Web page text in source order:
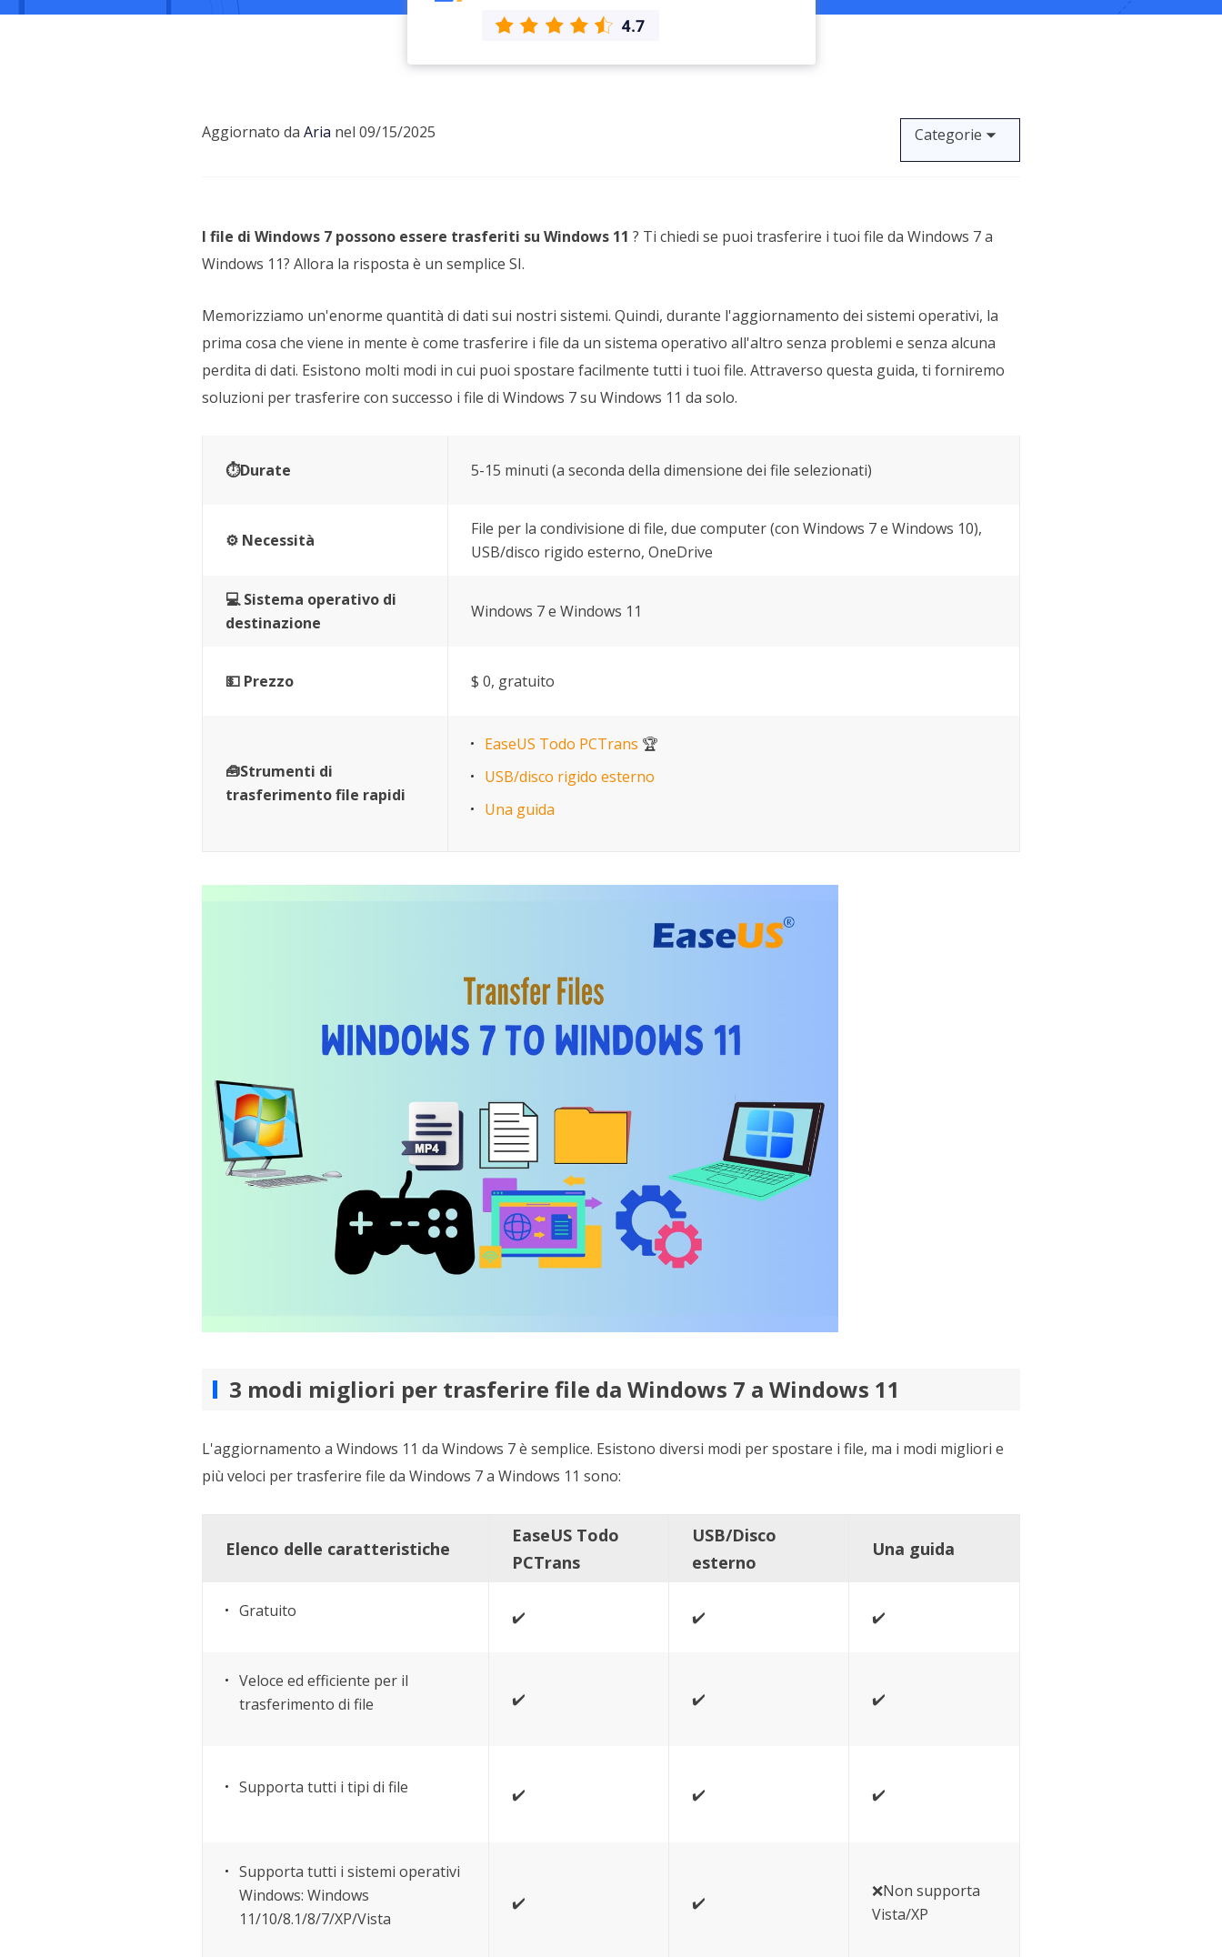
Più Prodotti di Recupero
MS SQL Recovery
Recupero per MS SQL database
Recupero Foto da Fotocamera
Video Downloader
Aggiornato da Aria nel 09/15/2025 Categorie
I file di Windows 7 possono essere trasferiti su Windows 11 ? Ti chiedi se puoi trasferire i tuoi file da Windows 7 a
Windows 11? Allora la risposta è un semplice SI.
Memorizziamo un'enorme quantità di dati sui nostri sistemi. Quindi, durante l'aggiornamento dei sistemi operativi, la
prima cosa che viene in mente è come trasferire i file da un sistema operativo all'altro senza problemi e senza alcuna
perdita di dati. Esistono molti modi in cui puoi spostare facilmente tutti i tuoi file. Attraverso questa guida, ti forniremo
soluzioni per trasferire con successo i file di Windows 7 su Windows 11 da solo.
⏱Durate 5-15 minuti (a seconda della dimensione dei file selezionati)
⚙ Necessità
File per la condivisione di file, due computer (con Windows 7 e Windows 10),
USB/disco rigido esterno, OneDrive
💻 Sistema operativo di
destinazione
Windows 7 e Windows 11
💵 Prezzo $ 0, gratuito
🧰Strumenti di
trasferimento file rapidi
EaseUS Todo PCTrans 🏆
USB/disco rigido esterno
Una guida
3 modi migliori per trasferire file da Windows 7 a Windows 11
L'aggiornamento a Windows 11 da Windows 7 è semplice. Esistono diversi modi per spostare i file, ma i modi migliori e
più veloci per trasferire file da Windows 7 a Windows 11 sono:
Elenco delle caratteristiche
EaseUS Todo
PCTrans
USB/Disco
esterno
Una guida
Gratuito ✔️ ✔️ ✔️
Veloce ed efficiente per il
trasferimento di file
✔️ ✔️ ✔️
Supporta tutti i tipi di file ✔️ ✔️ ✔️
Supporta tutti i sistemi operativi
Windows: Windows
11/10/8.1/8/7/XP/Vista
✔️ ✔️
❌Non supporta
Vista/XP